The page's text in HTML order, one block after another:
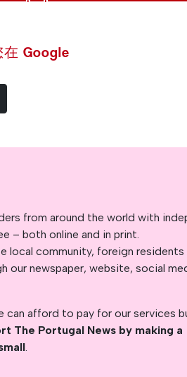
Google
from around the world with
– both online and in print.
local community, foreign residents
our newspaper, website, social
can afford to pay for our services
The Portugal News by making a
.